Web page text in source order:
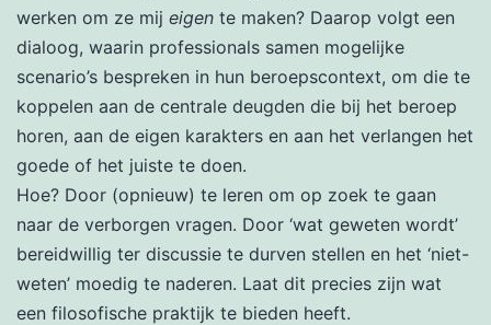
werken om ze mij eigen te maken? Daarop volgt een
dialoog, waarin professionals samen mogelijke
scenario’s bespreken in hun beroepscontext, om die te
koppelen aan de centrale deugden die bij het beroep
horen, aan de eigen karakters en aan het verlangen het
goede of het juiste te doen.
Hoe? Door (opnieuw) te leren om op zoek te gaan
naar de verborgen vragen. Door ‘wat geweten wordt’
bereidwillig ter discussie te durven stellen en het ‘niet-
weten’ moedig te naderen. Laat dit precies zijn wat
een filosofische praktijk te bieden heeft.